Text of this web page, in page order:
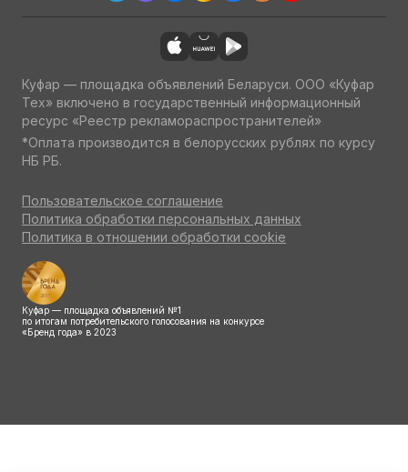
Куфар — площадка объявлений Беларуси. ООО «Куфар
Тех» включено в государственный информационный
ресурс «Реестр рекламораспространителей»
*Оплата производится в белорусских рублях по курсу
НБ РБ.
Пользовательское соглашение
Политика обработки персональных данных
Политика в отношении обработки cookie
Куфар — площадка объявлений №1
по итогам потребительского голосования на конкурсе
«Бренд года» в 2023